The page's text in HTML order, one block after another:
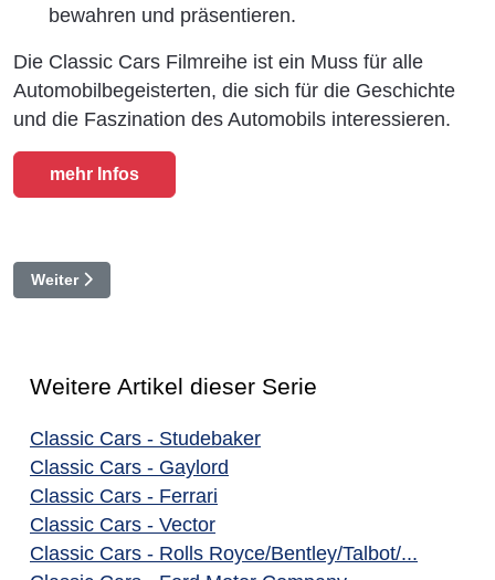
bewahren und präsentieren.
Die Classic Cars Filmreihe ist ein Muss für alle
Automobilbegeisterten, die sich für die Geschichte
und die Faszination des Automobils interessieren.
mehr Infos
Nächster Beitrag: Classic Cars - Lamborghini
Weiter
Weitere Artikel dieser Serie
Classic Cars - Studebaker
Classic Cars - Gaylord
Classic Cars - Ferrari
Classic Cars - Vector
Classic Cars - Rolls Royce/Bentley/Talbot/...